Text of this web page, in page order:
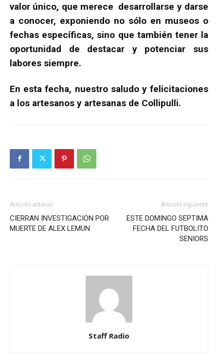
valor único, que merece desarrollarse y darse
a conocer, exponiendo no sólo en museos o
fechas específicas, sino que también tener la
oportunidad de destacar y potenciar sus
labores siempre.
En esta fecha, nuestro saludo y felicitaciones
a los artesanos y artesanas de Collipulli.
Artículo anterior
CIERRAN INVESTIGACION POR
MUERTE DE ALEX LEMUN
Artículo siguiente
ESTE DOMINGO SEPTIMA
FECHA DEL FUTBOLITO
SENIORS
Staff Radio